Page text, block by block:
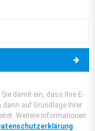
damit ein, dass Ihre E-
dann auf Grundlage Ihrer
Weitere Informationen